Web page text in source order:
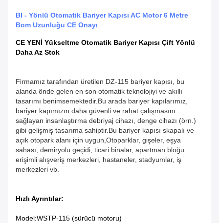
BI - Yönlü Otomatik Bariyer Kapısı AC Motor 6 Metre
Bom Uzunluğu CE Onayı
CE YENİ Yükseltme Otomatik Bariyer Kapısı Çift Yönlü
Daha Az Stok
Firmamız tarafından üretilen DZ-115 bariyer kapısı, bu
alanda önde gelen en son otomatik teknolojiyi ve akıllı
tasarımı benimsemektedir.Bu arada bariyer kapılarımız,
bariyer kapımızın daha güvenli ve rahat çalışmasını
sağlayan insanlaştırma debriyaj cihazı, denge cihazı (örn.)
gibi gelişmiş tasarıma sahiptir.Bu bariyer kapısı skapalı ve
açık otopark alanı için uygun,Otoparklar, gişeler, eşya
sahası, demiryolu geçidi, ticari binalar, apartman bloğu
erişimli alışveriş merkezleri, hastaneler, stadyumlar, iş
merkezleri vb.
Hızlı Ayrıntılar:
Model:WSTP-115 (sürücü motoru)